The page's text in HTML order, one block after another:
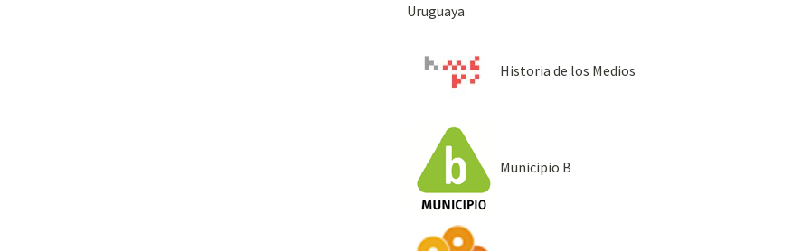
Uruguaya
Historia de los Medios
Municipio B